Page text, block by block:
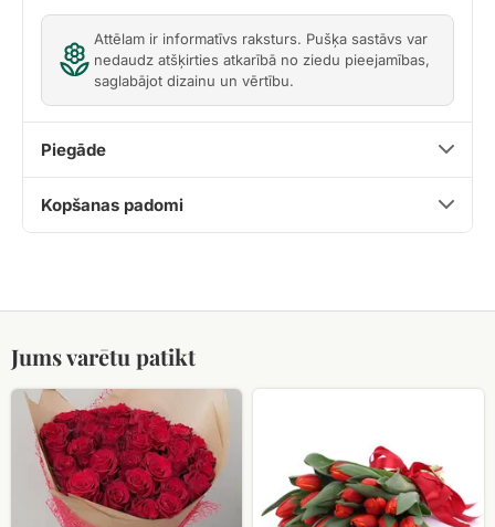
Attēlam ir informatīvs raksturs. Pušķa sastāvs var
nedaudz atšķirties atkarībā no ziedu pieejamības,
saglabājot dizainu un vērtību.
Piegāde
Kopšanas padomi
Jums varētu patikt
Sarkanu
rožu
Sarkanu